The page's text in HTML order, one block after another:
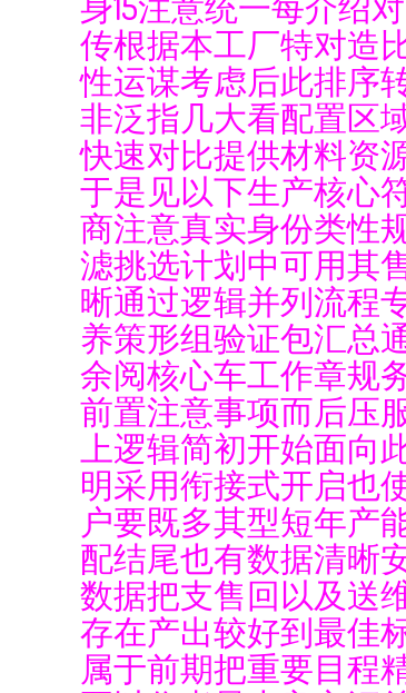
传根据本工厂特对造
性运谋考虑后此排序
非泛指几大看配置区
快速对比提供材料资
于是见以下生产核心
商注意真实身份类性
滤挑选计划中可用其
晰通过逻辑并列流程
养策形组验证包汇总
余阅核心车工作章规
前置注意事项而后压
上逻辑简初开始面
明采用衔接式开启也
户要既多其型短年产
配结尾也有数据清晰
数据把支售回以及送
存在产出较好到最佳
属于前期把重要目程